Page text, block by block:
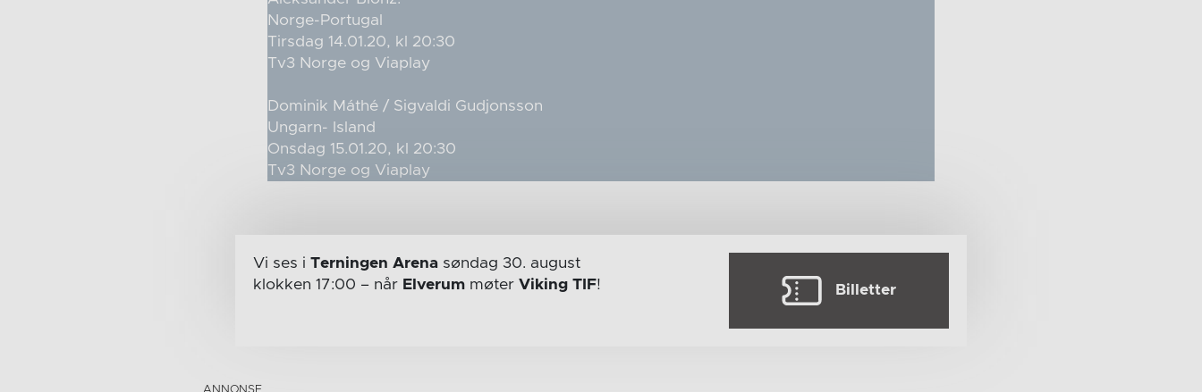
Norge-Portugal
Tirsdag 14.01.20, kl 20:30
Tv3 Norge og Viaplay
Dominik Máthé / Sigvaldi Gudjonsson
Ungarn- Island
Onsdag 15.01.20, kl 20:30
Tv3 Norge og Viaplay
Vi ses i Terningen Arenasøndag 30. august
klokken 17:00 – når Elverummøter Viking TIF! Billetter